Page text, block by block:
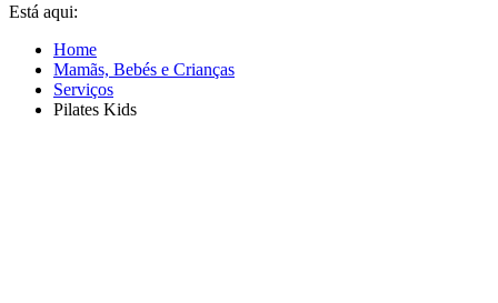
Está aqui:
Home
Mamãs, Bebés e Crianças
Serviços
Pilates Kids